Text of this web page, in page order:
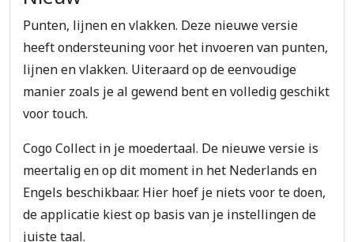
Punten, lijnen en vlakken. Deze nieuwe versie
heeft ondersteuning voor het invoeren van punten,
lijnen en vlakken. Uiteraard op de eenvoudige
manier zoals je al gewend bent en volledig geschikt
voor touch.
Cogo Collect in je moedertaal. De nieuwe versie is
meertalig en op dit moment in het Nederlands en
Engels beschikbaar. Hier hoef je niets voor te doen,
de applicatie kiest op basis van je instellingen de
juiste taal.